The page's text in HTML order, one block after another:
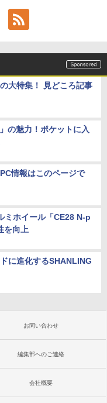
大特集！ 見どころ記事
の魅力！ポケットに入
情報はこのページで
ミホイール「CE28 N-p
を向上
に進化するSHANLING
お問い合わせ
編集部へのご連絡
会社概要